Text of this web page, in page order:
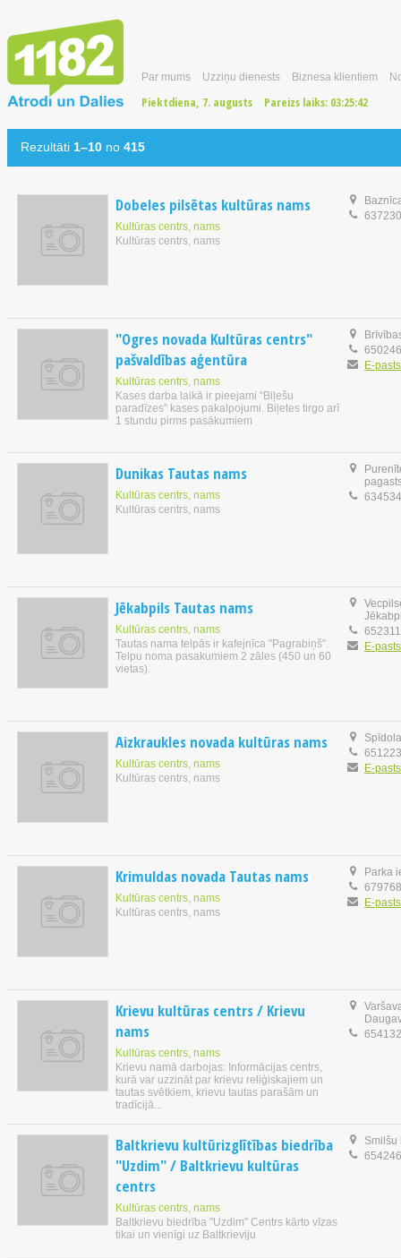
Par mums Uzziņu dienests Biznesa klientiem
Piektdiena, 7. augusts Pareizs laiks: 03:25:43
Rezultāti 1–10 no 415
Dobeles pilsētas kultūras nams
Kultūras centrs, nams
Kultūras centrs, nams
"Ogres novada Kultūras centrs"
pašvaldības aģentūra
Kultūras centrs, nams
Kases darba laikā ir pieejami “Biļešu
paradīzes” kases pakalpojumi. Biļetes tirgo arī
1 stundu pirms pasākumiem
E-pasts
Dunikas Tautas nams
Kultūras centrs, nams
Kultūras centrs, nams
Jēkabpils Tautas nams
Kultūras centrs, nams
Tautas nama telpās ir kafejnīca "Pagrabiņš".
Telpu noma pasakumiem 2 zāles (450 un 60
vietas).
E-pasts
Aizkraukles novada kultūras nams
Kultūras centrs, nams
Kultūras centrs, nams
E-pasts
Krimuldas novada Tautas nams
Kultūras centrs, nams
Kultūras centrs, nams
Parka
E-pasts
Krievu kultūras centrs / Krievu
nams
Kultūras centrs, nams
Krievu namā darbojas: Informācijas centrs,
kurā var uzzināt par krievu reliģiskajiem un
tautas svētkiem, krievu tautas parašām un
tradīcijā...
Baltkrievu kultūrizglītības biedrība
"Uzdim" / Baltkrievu kultūras
centrs
Kultūras centrs, nams
Baltkrievu biedrība "Uzdim" Centrs kārto vīzas
tikai un vienīgi uz Baltkrieviju
Smilšu